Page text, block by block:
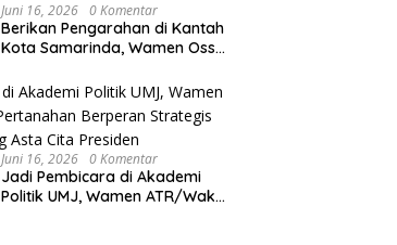
Juni 16, 2026 0 Komentar
Berikan Pengarahan di Kantah
Kota Samarinda, Wamen Ossy:
Atas Pembangunan di
Kalimantan Timur
Juni 16, 2026 0 Komentar
Jadi Pembicara di Akademi
Politik UMJ, Wamen ATR/Waka